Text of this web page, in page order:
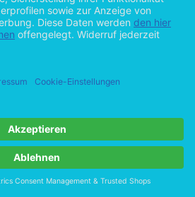
Bedey & Thoms Media GmbH powered